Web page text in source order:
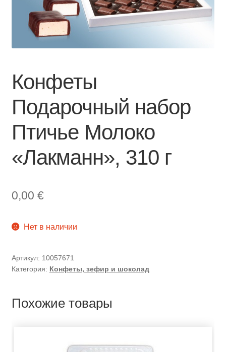
Конфеты
Подарочный набор
Птичье Молоко
«Лакманн», 310 г
0,00 €
Нет в наличии
Артикул: 10057671
Категория: Конфеты, зефир и шоколад
Похожие товары